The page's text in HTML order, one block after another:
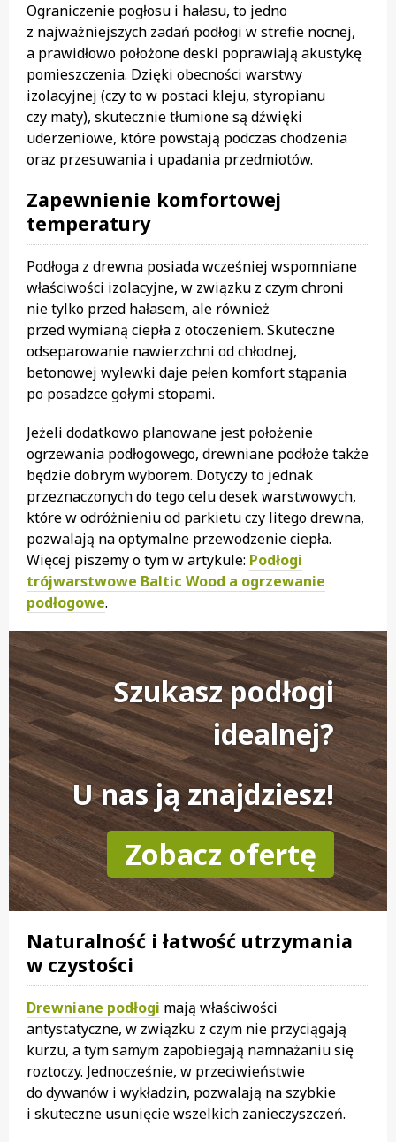
Ograniczenie pogłosu i hałasu, to jedno
z najważniejszych zadań podłogi w strefie nocnej,
a prawidłowo położone deski poprawiają akustykę
pomieszczenia. Dzięki obecności warstwy
izolacyjnej (czy to w postaci kleju, styropianu
czy maty), skutecznie tłumione są dźwięki
uderzeniowe, które powstają podczas chodzenia
oraz przesuwania i upadania przedmiotów.
Zapewnienie komfortowej
temperatury
Podłoga z drewna posiada wcześniej wspomniane
właściwości izolacyjne, w związku z czym chroni
nie tylko przed hałasem, ale również
przed wymianą ciepła z otoczeniem. Skuteczne
odseparowanie nawierzchni od chłodnej,
betonowej wylewki daje pełen komfort stąpania
po posadzce gołymi stopami.
Jeżeli dodatkowo planowane jest położenie
ogrzewania podłogowego, drewniane podłoże także
będzie dobrym wyborem. Dotyczy to jednak
przeznaczonych do tego celu desek warstwowych,
które w odróżnieniu od parkietu czy litego drewna,
pozwalają na optymalne przewodzenie ciepła.
Więcej piszemy o tym w artykule: Podłogi
trójwarstwowe Baltic Wood a ogrzewanie
podłogowe.
Szukasz podłogi
idealnej?
U nas ją znajdziesz!
Zobacz ofertę
Naturalność i łatwość utrzymania
w czystości
Drewniane podłogi mają właściwości
antystatyczne, w związku z czym nie przyciągają
kurzu, a tym samym zapobiegają namnażaniu się
roztoczy. Jednocześnie, w przeciwieństwie
do dywanów i wykładzin, pozwalają na szybkie
i skuteczne usunięcie wszelkich zanieczyszczeń.